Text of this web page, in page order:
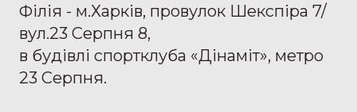
Філія - м.Харків, провулок Шекспіра 7/
вул.23 Серпня 8,
в будівлі спортклуба «Дінаміт», метро
23 Серпня.